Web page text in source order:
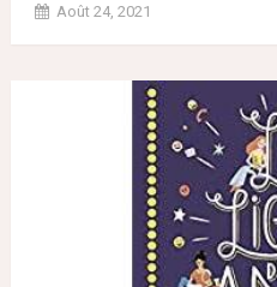
Août 24, 2021